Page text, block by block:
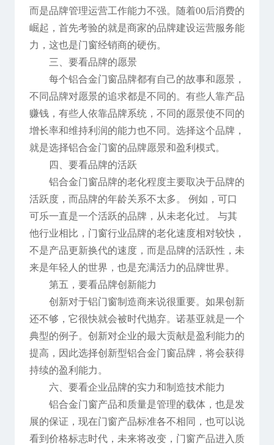
而是品牌管理运营工作能力不强。随着00后消费的
崛起，首先考验的就是商家的品牌建设运营服务能
力，这也是门窗经销商的硬伤。
三、要看品牌的愿景
每个铝合金门窗品牌都有自己的故事和愿景，
不同品牌对愿景的追求都是不同的。有些人靠产品
赚钱，有些人依靠品牌系统，不同的愿景使不同的
增长率和维持利润的能力也不同。选择这个品牌，
就是选择铝合金门窗的品牌愿景和盈利模式。
四、要看品牌的活跃
铝合金门窗品牌的老化程度主要取决于品牌的
活跃度，而品牌的年龄关系不太多。 例如，可口
可乐一直是一个活跃的品牌，从未老化过。 与其
他行业相比，门窗行业品牌的老化速度相对较快，
不是产品更新换代的速度，而是品牌的活跃性，未
来是年轻人的世界，也是充满活力的品牌世界。
第五，要看品牌创新能力
创新对于铝门窗制造商来说很重要。如果创新
还不够，它很快就会被时代抛弃。诺基亚就是一个
典型的例子。创新对企业的最大贡献是盈利能力的
提高，因此选择创新型铝合金门窗品牌，将会获得
持续的盈利能力。
六、要看企业品牌的实力和制造技术能力
铝合金门窗产品和质量是管理的载体，也是发
展的保证，现在门窗产品标准各不相同，也可以说
看到价格标志时代，未来将改变，门窗产品进入质